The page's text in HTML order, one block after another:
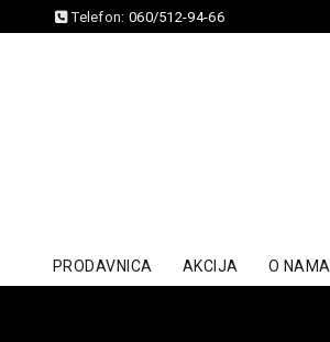
Telefon: 060/512-94-66
PRODAVNICA AKCIJA O NAMA